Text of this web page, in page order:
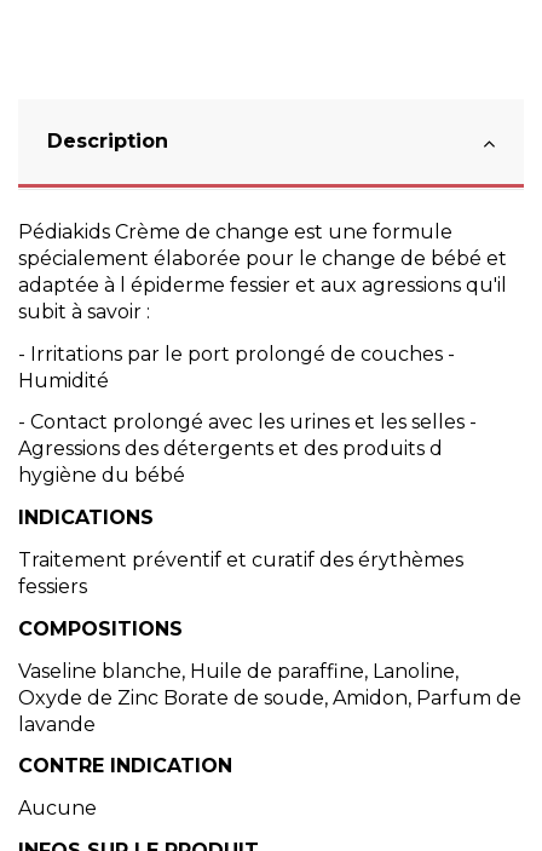
Description
Pédiakids Crème de change est une formule
spécialement élaborée pour le change de bébé et
adaptée à l épiderme fessier et aux agressions qu'il
subit à savoir :
- Irritations par le port prolongé de couches -
Humidité
- Contact prolongé avec les urines et les selles -
Agressions des détergents et des produits d
hygiène du bébé
INDICATIONS
Traitement préventif et curatif des érythèmes
fessiers
COMPOSITIONS
Vaseline blanche, Huile de paraffine, Lanoline,
Oxyde de Zinc Borate de soude, Amidon, Parfum de
lavande
CONTRE INDICATION
Aucune